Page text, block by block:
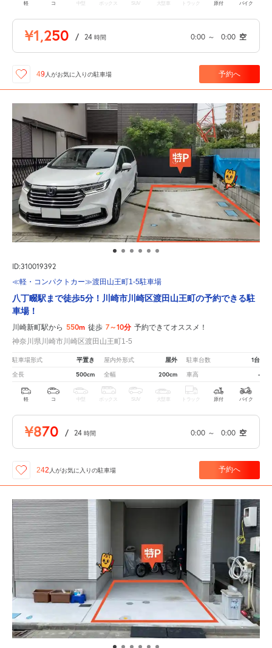
軽 コ 中型 ボックス SUV 大型車 トラック 原付 バイク
¥1,250 / 24 時間 0:00 ～ 0:00 空
49人がお気に入りの駐車場 予約へ
ID:310019392
≪軽・コンパクトカー≫渡田山王町1-5駐車場
八丁畷駅まで徒歩5分！川崎市川崎区渡田山王町の予約できる駐
車場！
川崎新町駅から 550m 徒歩 7～10分 予約できてオススメ！
神奈川県川崎市川崎区渡田山王町1-5
駐車場形式 平置き 屋内外形式 屋外 駐車台数 1台
全長 500cm 全幅 200cm 車高 -
軽 コ 中型 ボックス SUV 大型車 トラック 原付 バイク
¥870 / 24 時間 0:00 ～ 0:00 空
242 人がお気に入りの駐車場 予約へ